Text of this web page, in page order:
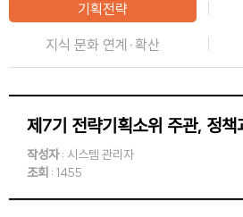
기획전략
지식 문화 연계·확산
작성자: 시스템 관리자
조회 : 1455